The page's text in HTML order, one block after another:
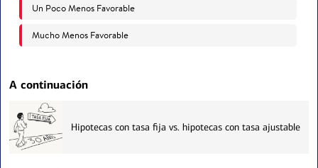
A continuación
Hipotecas con tasa fija vs. hipotecas con tasa ajustable